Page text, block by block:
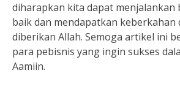
diharapkan kita dapat menjalankan
baik dan mendapatkan keberkahan
diberikan Allah. Semoga artikel ini
para pebisnis yang ingin sukses
Aamiin.